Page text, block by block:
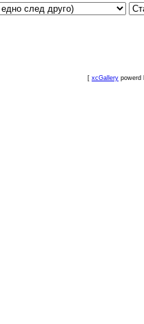
[ xcGallery